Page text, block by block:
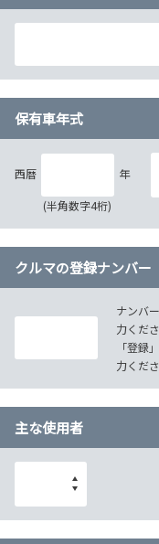
保有車年式
西暦 年
(半角数字4桁)
クルマの登録ナンバー
ナンバ
力くださ
「登録
力くださ
主な使用者